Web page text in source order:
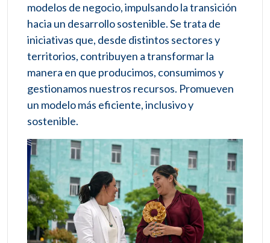
modelos de negocio, impulsando la transición
hacia un desarrollo sostenible. Se trata de
iniciativas que, desde distintos sectores y
territorios, contribuyen a transformar la
manera en que producimos, consumimos y
gestionamos nuestros recursos. Promueven
un modelo más eficiente, inclusivo y
sostenible.